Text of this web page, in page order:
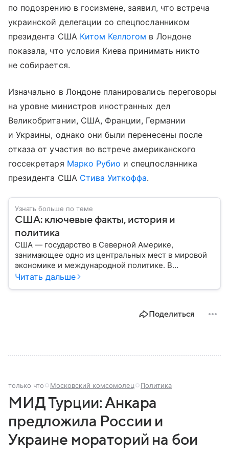
по подозрению в госизмене, заявил, что встреча
украинской делегации со спецпосланником
президента США Китом Келлогом в Лондоне
показала, что условия Киева принимать никто
не собирается.
Изначально в Лондоне планировались переговоры
на уровне министров иностранных дел
Великобритании, США, Франции, Германии
и Украины, однако они были перенесены после
отказа от участия во встрече американского
госсекретаря Марко Рубио и спецпосланника
президента США Стива Уиткоффа.
Узнать больше по теме
США: ключевые факты, история и
политика
США — государство в Северной Америке,
занимающее одно из центральных мест в мировой
экономике и международной политике. В
материале — основные сведения об этой стране.
Читать дальше
Поделиться
только что Московский комсомолец Политика
МИД Турции: Анкара
предложила России и
Украине мораторий на бои